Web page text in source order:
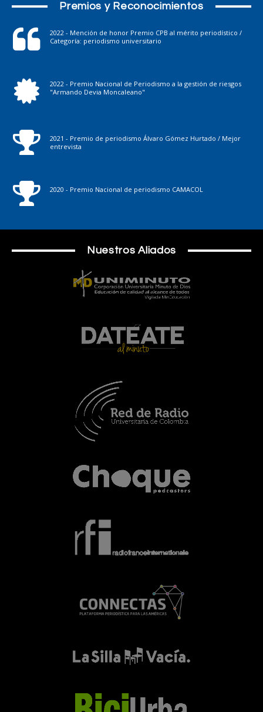
Premios y Reconocimientos
2022 - Mención de honor Premio CPB al mérito periodístico /
Categoría: periodismo universitario
2022 - Premio Nacional de Periodismo a la gestión de riesgos
"Armando Devia Moncaleano"
2021 - Premio de periodismo Álvaro Gómez Hurtado / Mejor
entrevista
2020 - Premio Nacional de periodismo CAMACOL
Nuestros Aliados